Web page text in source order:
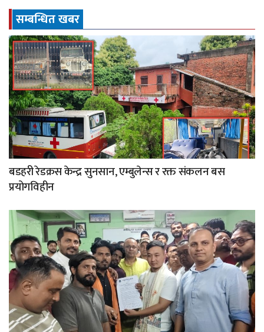
सम्बन्धित खबर
बडहरी रेडक्रस केन्द्र सुनसान, एम्बुलेन्स र रक्त संकलन बस
प्रयोगविहीन